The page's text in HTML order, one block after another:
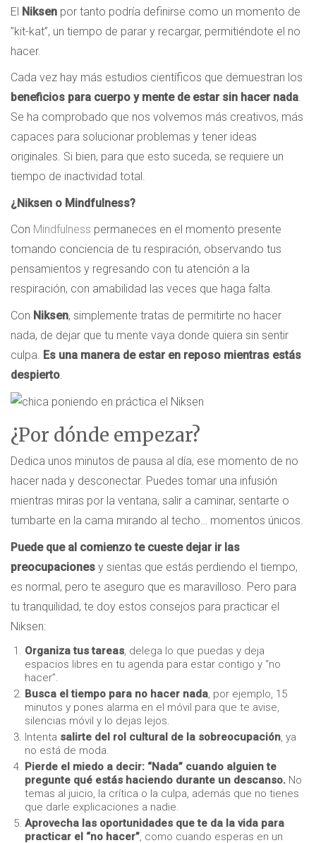
El Niksen por tanto podría definirse como un momento de
”kit-kat”, un tiempo de parar y recargar, permitiéndote el no
hacer.
Cada vez hay más estudios científicos que demuestran los
beneficios para cuerpo y mente de estar sin hacer nada.
Se ha comprobado que nos volvemos más creativos, más
capaces para solucionar problemas y tener ideas
originales. Si bien, para que esto suceda, se requiere un
tiempo de inactividad total.
¿Niksen o Mindfulness?
Con Mindfulness permaneces en el momento presente
tomando conciencia de tu respiración, observando tus
pensamientos y regresando con tu atención a la
respiración, con amabilidad las veces que haga falta.
Con Niksen, simplemente tratas de permitirte no hacer
nada, de dejar que tu mente vaya donde quiera sin sentir
culpa. Es una manera de estar en reposo mientras estás
despierto
¿Por dónde empezar?
Dedica unos minutos de pausa al día, ese momento de no
hacer nada y desconectar. Puedes tomar una infusión
mientras miras por la ventana, salir a caminar, sentarte o
tumbarte en la cama mirando al techo… momentos únicos.
Puede que al comienzo te cueste dejar ir las
preocupaciones y sientas que estás perdiendo el tiempo,
es normal, pero te aseguro que es maravilloso. Pero para
tu tranquilidad, te doy estos consejos para practicar el
Niksen:
Organiza tus tareas, delega lo que puedas y deja
espacios libres en tu agenda para estar contigo y “no
hacer”.
Busca el tiempo para no hacer nada, por ejemplo, 15
minutos y pones alarma en el móvil para que te avise,
silencias móvil y lo dejas lejos.
Intenta salirte del rol cultural de la sobreocupación, ya
no está de moda.
Pierde el miedo a decir: “Nada” cuando alguien te
pregunte qué estás haciendo durante un descanso. No
temas al juicio, la crítica o la culpa, además que no tienes
que darle explicaciones a nadie.
Aprovecha las oportunidades que te da la vida para
practicar el “no hacer”, como cuando esperas en un